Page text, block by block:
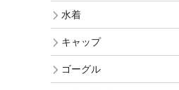
水着
キャップ
ゴーグル